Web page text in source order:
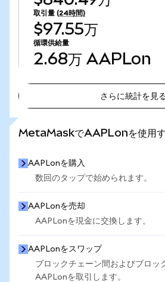
取引量 (24時間)
$97.55万
循環供給量
2.68万 AAPLon
さらに統計を見
MetaMaskでAAPLonを使用
AAPLonを購入
数回のタップで始められます。
AAPLonを売却
AAPLonを現金に交換します。
AAPLonをスワップ
ブロックチェーン間およびブロッ
AAPLonを取引します。